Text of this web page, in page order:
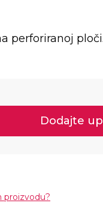
perforiranoj ploči.
Dodajte
proizvodu?